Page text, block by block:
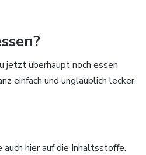
jetzt überhaupt noch essen
einfach und unglaublich lecker.
hier auf die Inhaltsstoffe.